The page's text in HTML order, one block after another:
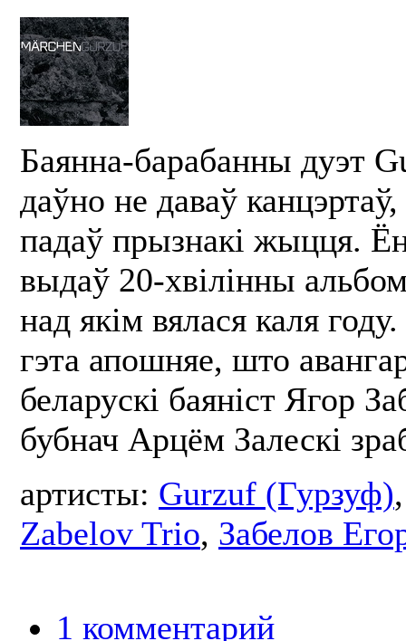
Баянна-барабанны дуэт
даўно не даваў
падаў прызнакі жыцця. Ён
выдаў 20-хвілінны
над якім вялася каля
гэта апошняе, што
беларускі баяніст Ягор
бубнач Арцём Залескі
артисты: Gurzuf (Гурзуф)
Zabelov Trio, Забелов
1 комментарий